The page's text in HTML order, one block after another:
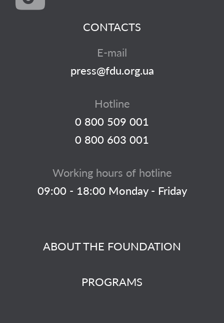
ABOUT THE FOUNDATION
PROGRAMS
CONTACTS
E-mail
press@fdu.org.ua
Hotline
0 800 509 001
0 800 603 001
Working hours of hotline
09:00 - 18:00 Monday - Friday